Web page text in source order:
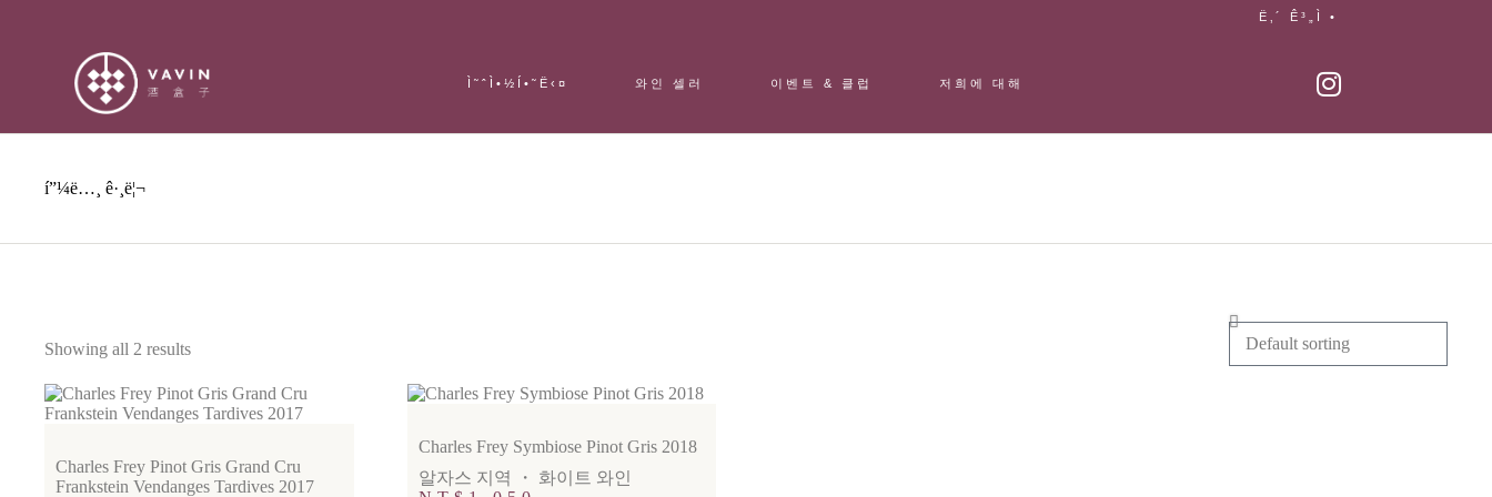
Ë‚´ Ê³„Ì •
Ì˜ˆÌ•½Í•˜Ë‹¤ 와인 셀러 이벤트 & 클럽 저희에 대해
í”¼ë…¸ ê·¸ë¦¬
Showing all 2 results
Charles Frey Pinot Gris Grand Cru
Frankstein Vendanges Tardives 2017
Charles Frey Symbiose Pinot Gris 2018
알자스 지역
・ 화이트 와인